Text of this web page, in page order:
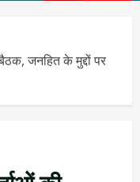
जनहित के मुद्दों पर